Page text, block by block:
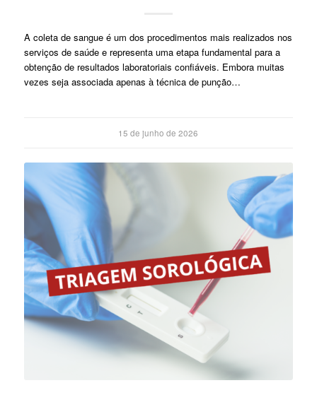
A coleta de sangue é um dos procedimentos mais realizados nos
serviços de saúde e representa uma etapa fundamental para a
obtenção de resultados laboratoriais confiáveis. Embora muitas
vezes seja associada apenas à técnica de punção…
15 de junho de 2026